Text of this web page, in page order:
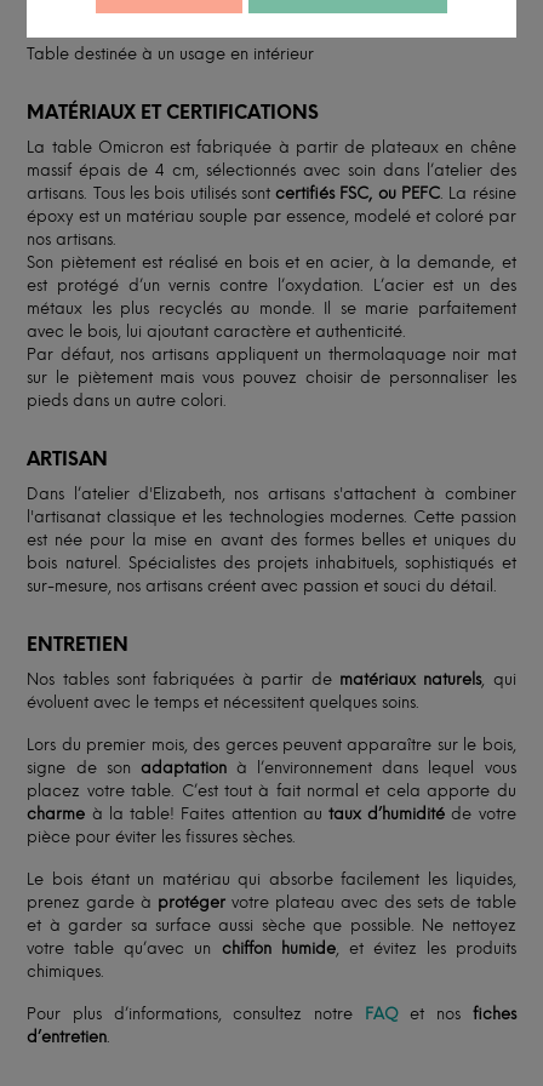
main, la couleur de chacune des tables est donc unique.
Table destinée à un usage en intérieur
MATÉRIAUX ET CERTIFICATIONS
La table Omicron est fabriquée à partir de plateaux en chêne
massif épais de 4 cm, sélectionnés avec soin dans l’atelier des
artisans. Tous les bois utilisés sontcertifiés FSC, ou PEFC. La résine
époxy est un matériau souple par essence, modelé et coloré par
nos artisans.
Son piètement est réalisé en bois et en acier, à la demande, et
est protégé d’un vernis contre l’oxydation. L’acier est un des
métaux les plus recyclés au monde. Il se marie parfaitement
avec le bois, lui ajoutant caractère et authenticité.
Par défaut, nos artisans appliquent un thermolaquage noir mat
sur le piètement mais vous pouvez choisir de personnaliser les
pieds dans un autre colori.
ARTISAN
Dans l’atelier d'Elizabeth, nos artisans s'attachent à combiner
l'artisanat classique et les technologies modernes. Cette passion
est née pour la mise en avant des formes belles et uniques du
bois naturel. Spécialistes des projets inhabituels, sophistiqués et
sur-mesure, nos artisans créent avec passion et souci du détail.
ENTRETIEN
Nos tables sont fabriquées à partir de matériaux naturels, qui
évoluent avec le temps et nécessitent quelques soins.
Lors du premier mois, des gerces peuvent apparaître sur le bois,
signe de son adaptationà l’environnement dans lequel vous
placez votre table. C’est tout à fait normal et cela apporte du
charme à la table! Faites attention au taux d’humidité de votre
pièce pour éviter les fissures sèches.
Le bois étant un matériau qui absorbe facilement les liquides,
prenez garde à protéger votre plateau avec des sets de table
et à garder sa surface aussi sèche que possible. Ne nettoyez
votre table qu’avec un chiffon humide, et évitez les produits
chimiques.
Pour plus d’informations, consultez notre FAQet nos fiches
d’entretien.